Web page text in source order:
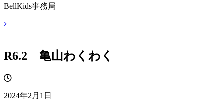
BellKids事務局
R6.2 亀山わくわく
2024年2月1日